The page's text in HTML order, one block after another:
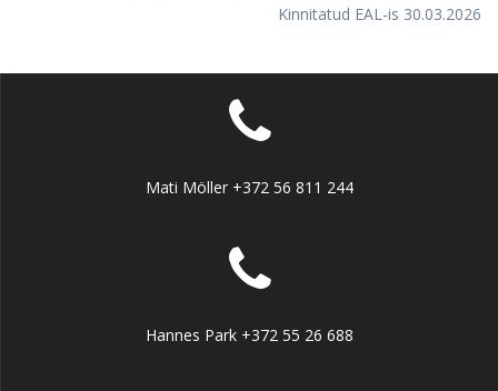
Kinnitatud EAL-is 30.03.2026
Mati Möller +372 56 811 244
Hannes Park +372 55 26 688